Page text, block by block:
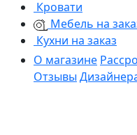
Кровати
Мебель на
Кухни на заказ
О магазине
Отзывы